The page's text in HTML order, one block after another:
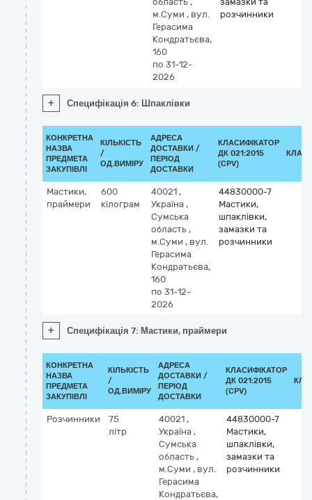
м.Суми , вул.
Герасима
Кондратьєва,
160
по 31-12-
2026
розчинники
+ Специфікація 6: Шпаклівки
КОНКРЕТНА
НАЗВА
ПРЕДМЕТА
ЗАКУПІВЛІ
КІЛЬКІСТЬ
/
ОД.ВИМІРУ
АДРЕСА
ДОСТАВКИ /
ПЕРІОД
ДОСТАВКИ
КЛАСИФІКАТОР
ДК 021:2015
(CPV)
Мастики,
праймери
600
кілограм
40021 ,
Україна ,
Сумська
область ,
м.Суми , вул.
Герасима
Кондратьєва,
160
по 31-12-
2026
44830000-7
Мастики,
шпаклівки,
замазки та
розчинники
+ Специфікація 7: Мастики, праймери
КОНКРЕТНА
НАЗВА
ПРЕДМЕТА
ЗАКУПІВЛІ
КІЛЬКІСТЬ
/
ОД.ВИМІРУ
АДРЕСА
ДОСТАВКИ /
ПЕРІОД
ДОСТАВКИ
КЛАСИФІКАТОР
ДК 021:2015
(CPV)
Розчинники
75
літр
40021 ,
Україна ,
Сумська
область ,
м.Суми , вул.
Герасима
Кондратьєва,
44830000-7
Мастики,
шпаклівки,
замазки та
розчинники